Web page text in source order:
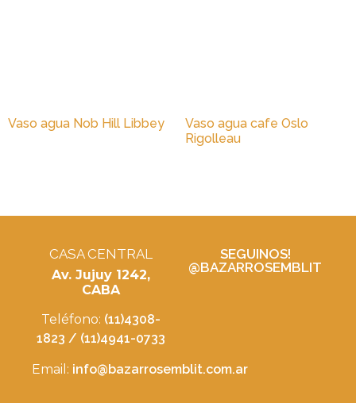
Vaso agua Nob Hill Libbey
Vaso agua cafe Oslo
Rigolleau
CASA CENTRAL
Av. Jujuy 1242,
CABA
Teléfono: (11)4308-
1823 / (11)4941-0733
Email: info@bazarrosemblit.com.ar
SEGUINOS!
@BAZARROSEMBLIT